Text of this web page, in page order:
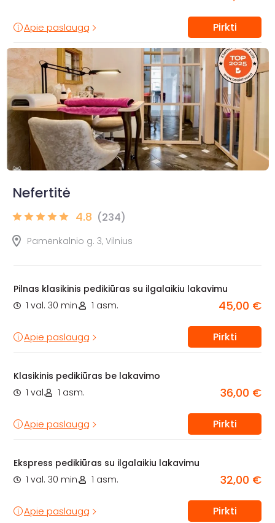
Apie paslaugą Pirkti
Nefertitė
4.8 (234)
Pamėnkalnio g. 3, Vilnius
Pilnas klasikinis pedikiūras su ilgalaikiu lakavimu
1 val. 30 min.
1 asm. 45,00 €
Apie paslaugą Pirkti
Klasikinis pedikiūras be lakavimo
1 val.
1 asm. 36,00 €
Apie paslaugą Pirkti
Ekspress pedikiūras su ilgalaikiu lakavimu
1 val. 30 min.
1 asm. 32,00 €
Apie paslaugą Pirkti